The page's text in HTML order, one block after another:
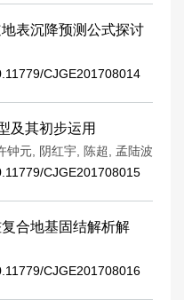
表沉降预测公式探讨
CJGE201708014
及其初步运用
钟元 阴红宇 陈超
孟陆波
CJGE201708015
合地基固结解析解
CJGE201708016